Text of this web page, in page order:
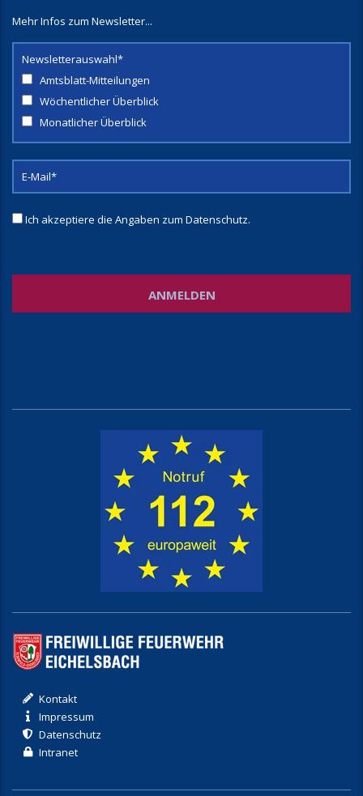
Mehr Infos zum Newsletter...
Newsletterauswahl*
Amtsblatt-Mitteilungen
Wöchentlicher Überblick
Monatlicher Überblick
Ich akzeptiere die Angaben zum Datenschutz.
Kontakt
Impressum
Datenschutz
Intranet